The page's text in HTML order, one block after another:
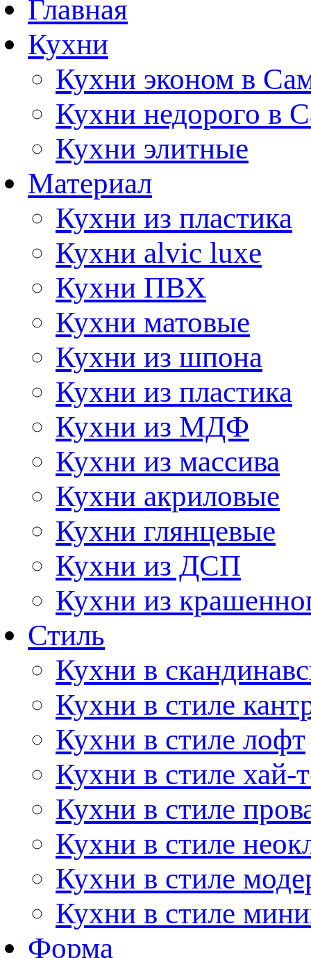
Главная
Кухни
Кухни эконом в
Кухни недорого в
Кухни элитные
Материал
Кухни из пластика
Кухни alvic luxe
Кухни ПВХ
Кухни матовые
Кухни из шпона
Кухни из пластика
Кухни из МДФ
Кухни из массива
Кухни акриловые
Кухни глянцевые
Кухни из ДСП
Кухни из
Стиль
Кухни в
Кухни в стиле
Кухни в стиле лофт
Кухни в стиле хай-
Кухни в стиле
Кухни в стиле
Кухни в стиле
Кухни в стиле
Форма